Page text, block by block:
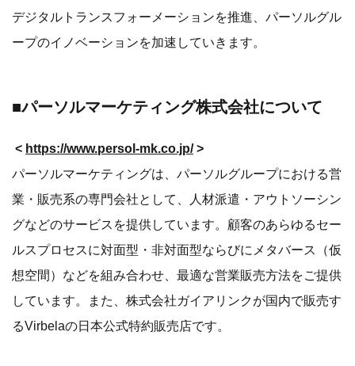
デジタルトランスフォーメーションを推進、パーソルグル
ープのイノベーションを加速していきます。
■パーソルマーケティング株式会社について
< https://www.persol-mk.co.jp/ >
パーソルマーケティングは、パーソルグループにおける営
業・販売系の専門会社として、人材派遣・アウトソーシン
グなどのサービスを提供しています。顧客のあらゆるセー
ルスプロセスに対面型・非対面型ならびにメタバース（仮
想空間）などを組み合わせ、最適な営業販売方法をご提供
しています。また、株式会社ガイアリンクが国内で販売す
るVirbelaの日本公式特約販売店です。